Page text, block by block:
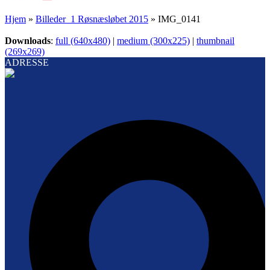
Hjem » Billeder_1 Røsnæsløbet 2015 » IMG_0141
Downloads: full (640x480) | medium (300x225) | thumbnail
(269x269)
ADRESSE